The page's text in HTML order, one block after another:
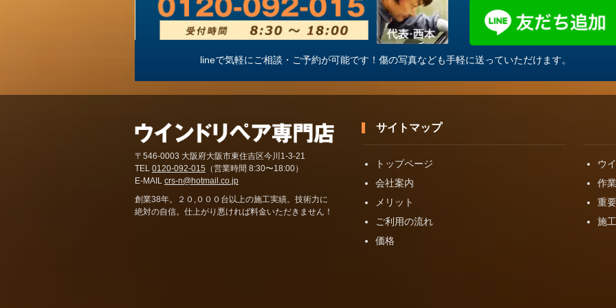
lineで気軽にご相談・ご予約が可能です！傷の写真なども手軽に送っていただけます。
〒546-0003 大阪府大阪市東住吉区今川1-3-21
TEL 0120-092-015 （営業時間 8:30〜18:00）
E-MAIL crs-n@hotmail.co.jp
創業38年。２０,０００台以上の施工実績。技術力に
絶対の自信。仕上がり悪ければ料金いただきません！
サイトマップ
トップページ
会社案内
メリット
ご利用の流れ
価格
ウ
作
重
施